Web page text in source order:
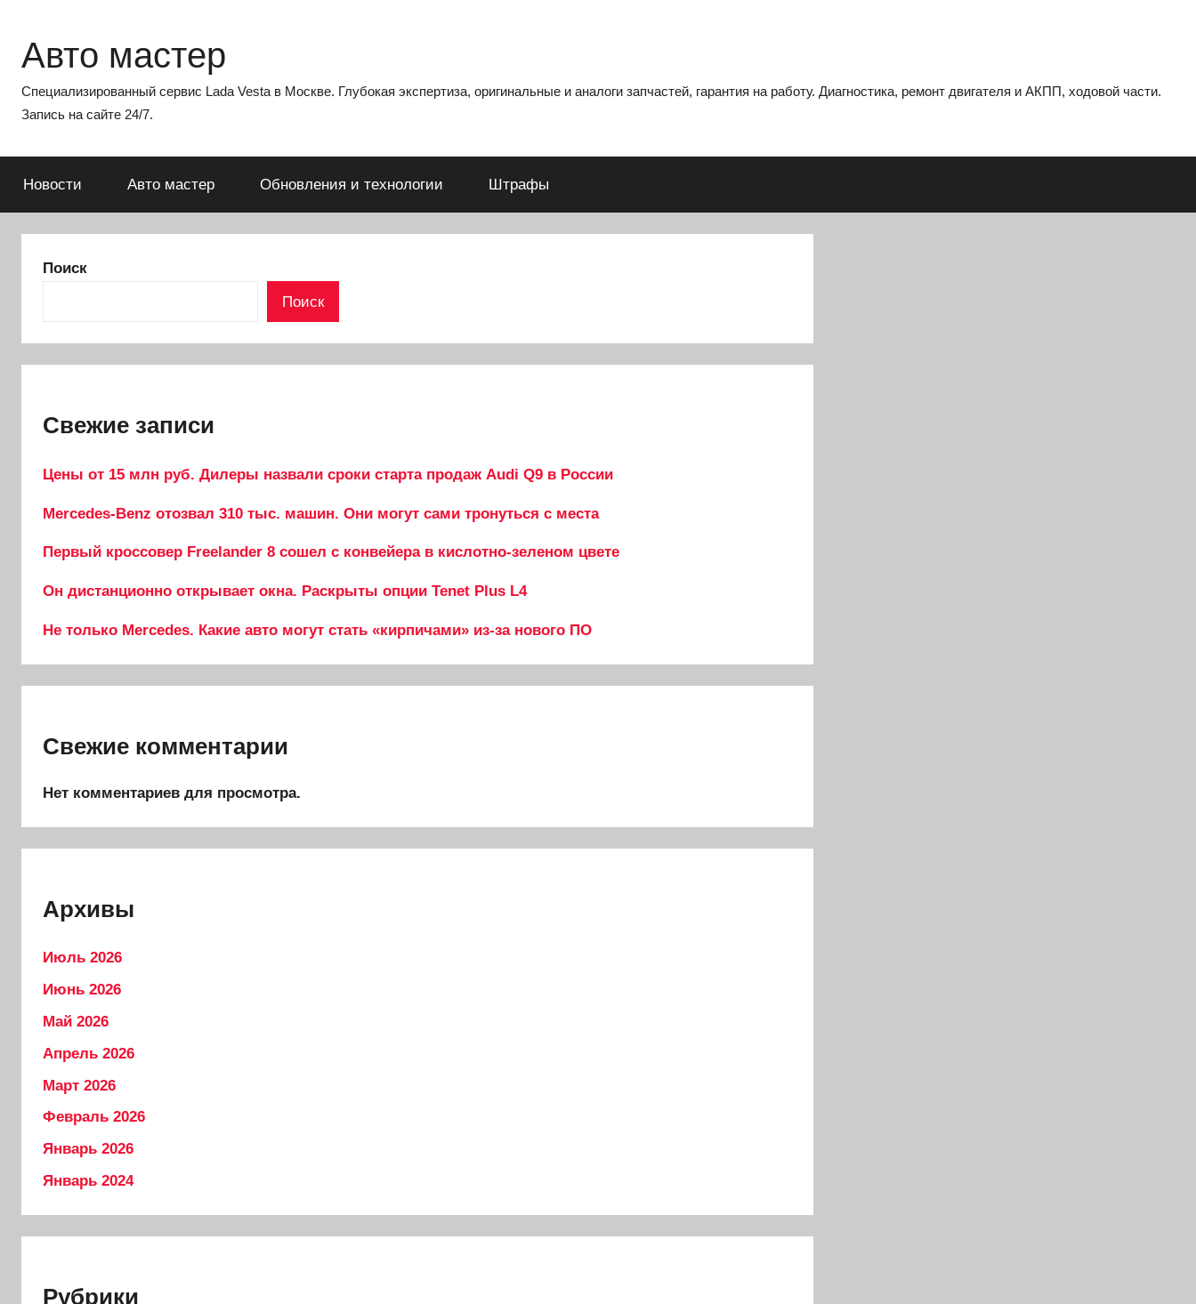
содержимому
Авто мастер
Специализированный сервис Lada Vesta в Москве. Глубокая экспертиза, оригинальные и аналоги запчастей, гарантия на работу. Диагностика, ремонт двигателя и АКПП, ходовой части.
Запись на сайте 24/7.
Новости Авто мастер Обновления и технологии Штрафы
Поиск
Поиск
Свежие записи
Цены от 15 млн руб. Дилеры назвали сроки старта продаж Audi Q9 в России
Mercedes-Benz отозвал 310 тыс. машин. Они могут сами тронуться с места
Первый кроссовер Freelander 8 сошел с конвейера в кислотно-зеленом цвете
Он дистанционно открывает окна. Раскрыты опции Tenet Plus L4
Не только Mercedes. Какие авто могут стать «кирпичами» из-за нового ПО
Свежие комментарии
Нет комментариев для просмотра.
Архивы
Июль 2026
Июнь 2026
Май 2026
Апрель 2026
Март 2026
Февраль 2026
Январь 2026
Январь 2024
Рубрики